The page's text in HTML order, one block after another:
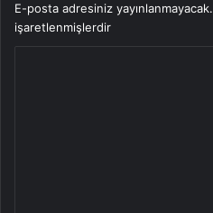
E-posta adresiniz yayınlanmayacak.
işaretlenmişlerdir